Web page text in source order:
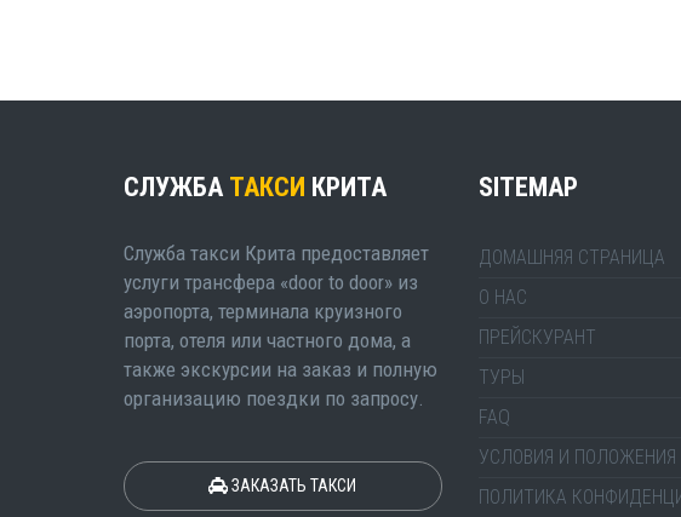
СЛУЖБА ТАКСИ КРИТА
Служба такси Крита предоставляет
услуги трансфера «door to door» из
аэропорта, терминала круизного
порта, отеля или частного дома, а
также экскурсии на заказ и полную
организацию поездки по запросу.
ЗАКАЗАТЬ ТАКСИ
SITEMAP
ДОМАШНЯЯ СТРАНИЦА
О НАС
ПРЕЙСКУРАНТ
ТУРЫ
FAQ
УСЛОВИЯ И ПОЛОЖЕНИЯ
ПОЛИТИКА